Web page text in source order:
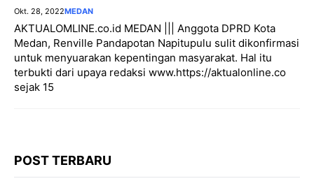
Okt. 28, 2022MEDAN
AKTUALOMLINE.co.id MEDAN ||| Anggota DPRD Kota
Medan, Renville Pandapotan Napitupulu sulit dikonfirmasi
untuk menyuarakan kepentingan masyarakat. Hal itu
terbukti dari upaya redaksi www.https://aktualonline.co
sejak 15
POST TERBARU